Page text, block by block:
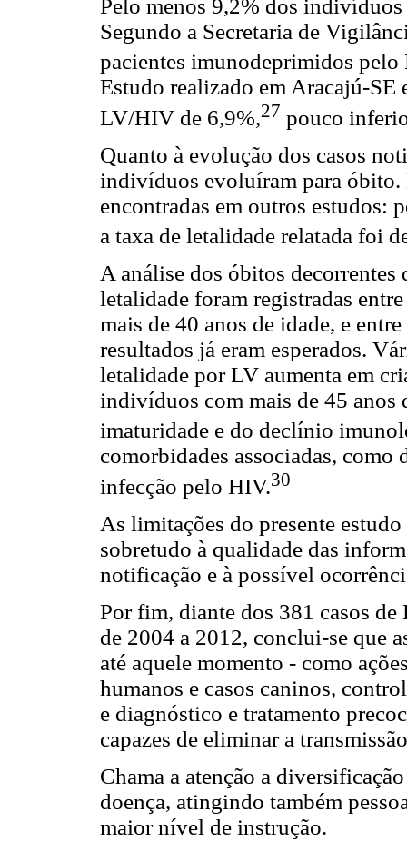
Pelo menos 9,2% dos
Segundo a Secretaria de
pacientes imunodeprimidos
Estudo realizado em Aracajú-SE
LV/HIV de 6,9%,27 pouco
Quanto à evolução dos casos
indivíduos evoluíram para
encontradas em outros estudos:
a taxa de letalidade relatada foi
A análise dos óbitos decorrentes
letalidade foram registradas
mais de 40 anos de idade, e
resultados já eram esperados.
letalidade por LV aumenta em
indivíduos com mais de 45 anos
imaturidade e do declínio
comorbidades associadas, como
infecção pelo HIV.30
As limitações do presente
sobretudo à qualidade das
notificação e à possível
Por fim, diante dos 381 casos
de 2004 a 2012, conclui-se que
até aquele momento - como
humanos e casos caninos,
e diagnóstico e tratamento
capazes de eliminar a
Chama a atenção a
doença, atingindo também
maior nível de instrução.